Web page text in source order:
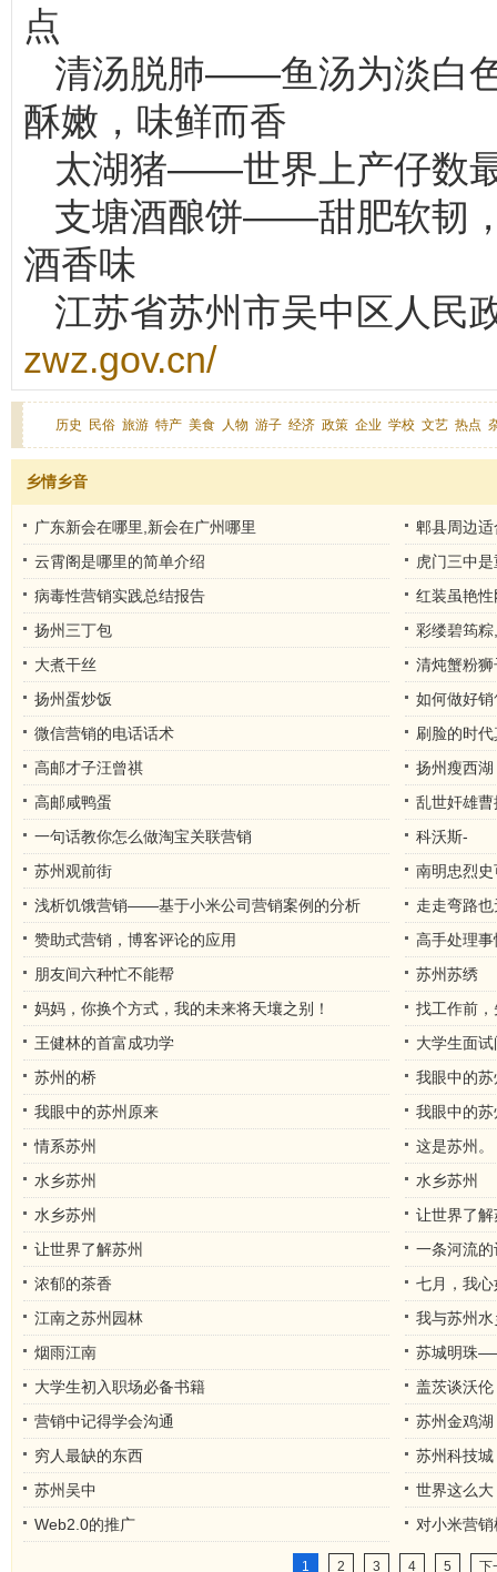
点
清汤脱肺——鱼汤为淡白
酥嫩，味鲜而香
太湖猪——世界上产仔数
支塘酒酿饼——甜肥软韧
酒香味
江苏省苏州市吴中区人民
zwz.gov.cn/
历史 民俗 旅游 特产 美食 人物 游子 经济 政策 企业 学校 文艺 热点
乡情乡音
广东新会在哪里,新会在广州哪里
郫县周边
点
云霄阁是哪里的简单介绍
虎门三中
病毒性营销实践总结报告
红装虽艳
扬州三丁包
彩缕碧筠
大煮干丝
清炖蟹粉狮
扬州蛋炒饭
如何做好
微信营销的电话话术
刷脸的时
高邮才子汪曾祺
扬州瘦西湖
高邮咸鸭蛋
乱世奸雄曹
一句话教你怎么做淘宝关联营销
科沃斯-
苏州观前街
南明忠烈史
浅析饥饿营销——基于小米公司营销案例的分析
走走弯路
赞助式营销，博客评论的应用
高手处理
朋友间六种忙不能帮
苏州苏绣
妈妈，你换个方式，我的未来将天壤之别！
找工作前
王健林的首富成功学
大学生面
苏州的桥
我眼中的
我眼中的苏州原来
我眼中的
情系苏州
这是苏州。
水乡苏州
水乡苏州
水乡苏州
让世界了解
让世界了解苏州
一条河流的
浓郁的茶香
七月，我
江南之苏州园林
我与苏州
烟雨江南
苏城明珠
大学生初入职场必备书籍
盖茨谈沃伦
营销中记得学会沟通
苏州金鸡湖
穷人最缺的东西
苏州科技城
苏州吴中
世界这么
Web2.0的推广
对小米营
1 2 3 4 5 下